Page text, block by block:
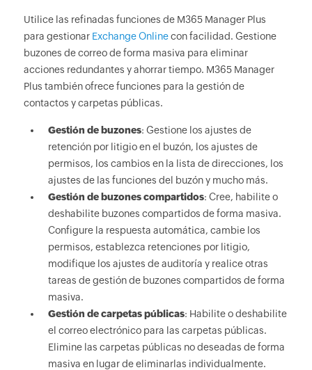
Utilice las refinadas funciones de M365 Manager Plus
para gestionar Exchange Onlinecon facilidad. Gestione
buzones de correo de forma masiva para eliminar
acciones redundantes y ahorrar tiempo. M365 Manager
Plus también ofrece funciones para la gestión de
contactos y carpetas públicas.
Gestión de buzones: Gestione los ajustes de
retención por litigio en el buzón, los ajustes de
permisos, los cambios en la lista de direcciones, los
ajustes de las funciones del buzón y mucho más.
Gestión de buzones compartidos: Cree, habilite o
deshabilite buzones compartidos de forma masiva.
Configure la respuesta automática, cambie los
permisos, establezca retenciones por litigio,
modifique los ajustes de auditoría y realice otras
tareas de gestión de buzones compartidos de forma
masiva.
Gestión de carpetas públicas: Habilite o deshabilite
el correo electrónico para las carpetas públicas.
Elimine las carpetas públicas no deseadas de forma
masiva en lugar de eliminarlas individualmente.